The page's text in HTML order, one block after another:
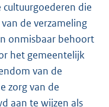
die
de verzameling
onmisbaar behoort
het gemeentelijk
van de
zorg van de
aan te wijzen als